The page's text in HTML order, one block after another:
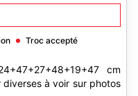
Troc accepté
cm
à voir sur photos